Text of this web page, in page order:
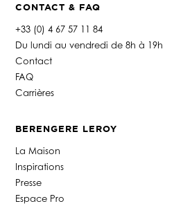
CONTACT & FAQ
+33 (0) 4 67 57 11 84
Du lundi au vendredi de 8h à 19h
Contact
FAQ
Carrières
BERENGERE LEROY
La Maison
Inspirations
Presse
Espace Pro